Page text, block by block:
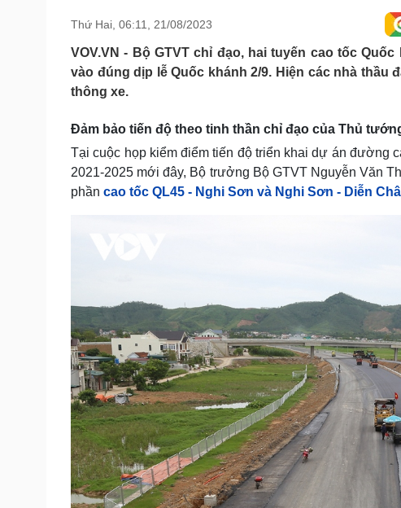
Pháp luật
Vụ án
Tin nóng
Tư vấn luật
Quân sự - Quốc phòng
Vũ khí
Sức khỏe
Dinh dưỡng - món ngon
Nam khoa
Ăn sạch sống khỏe
Đời sống
Nhà đẹp
Cải chính
Thứ Hai, 06:11, 21/08/2023
VOV.VN - Bộ GTVT chỉ đạo, hai tuyến cao tốc
vào đúng dịp lễ Quốc khánh 2/9. Hiện các nhà
thông xe.
Đảm bảo tiến độ theo tinh thần chỉ đạo của Thủ
Tại cuộc họp kiểm điểm tiến độ triển khai dự án đường
2021-2025 mới đây, Bộ trưởng Bộ GTVT Nguyễn Văn
phần cao tốc QL45 - Nghi Sơn và Nghi Sơn - Diễn